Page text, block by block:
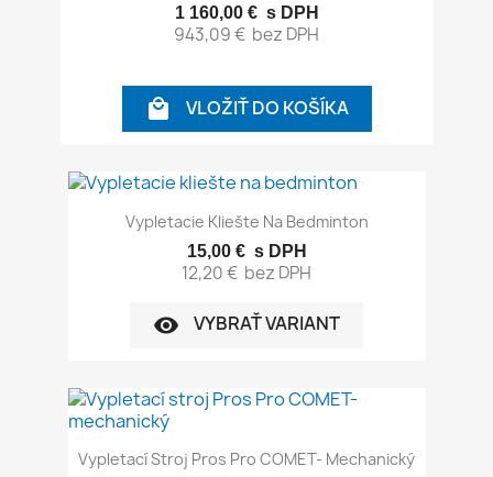
1 160,00 € s DPH
943,09 € bez DPH
 VLOŽIŤ DO KOŠÍKA
Vypletacie Kliešte Na Bedminton
15,00 € s DPH
12,20 € bez DPH
visibility VYBRAŤ VARIANT
Vypletací Stroj Pros Pro COMET- Mechanický